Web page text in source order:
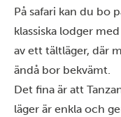
På safari kan du bo
klassiska lodger
av ett tältläger, där
ändå bor bekvämt.
Det fina är att
läger är enkla och